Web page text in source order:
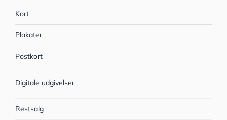
Kort
Plakater
Postkort
Digitale udgivelser
Restsalg